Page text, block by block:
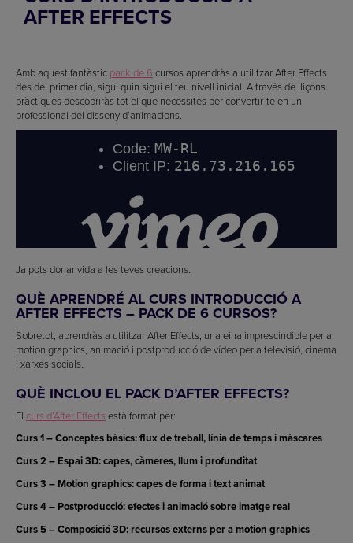
AFTER EFFECTS
Amb aquest fantàstic pack de 6 cursos aprendràs a utilitzar After Effects
des del primer dia, sigui quin sigui el teu nivell inicial. A través de lliçons
pràctiques descobriràs tot el que necessites per convertir-te en un
professional del disseny d’animacions.
Ja pots donar vida a les teves creacions.
QUÈ APRENDRÉ AL CURS INTRODUCCIÓ A
AFTER EFFECTS – PACK DE 6 CURSOS?
Sobretot, aprendràs a utilitzar After Effects, una eina imprescindible per a
motion graphics, animació i postproducció de vídeo per a televisió, cinema
i xarxes socials.
QUÈ INCLOU EL PACK D’AFTER EFFECTS?
El curs d’After Effects està format per:
Curs 1 – Conceptes bàsics: flux de treball, línia de temps i màscares
Curs 2 – Espai 3D: capes, càmeres, llum i profunditat
Curs 3 – Motion graphics: capes de forma i text animat
Curs 4 – Postproducció: efectes i animació sobre imatge real
Curs 5 – Composició 3D: recursos externs per a motion graphics